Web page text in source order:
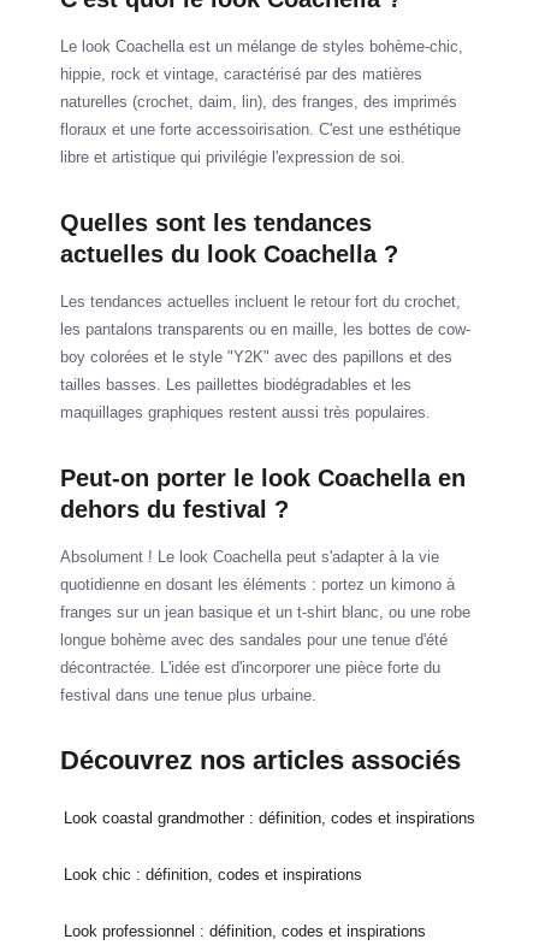
Le look Coachella est un mélange de styles bohème-chic,
hippie, rock et vintage, caractérisé par des matières
naturelles (crochet, daim, lin), des franges, des imprimés
floraux et une forte accessoirisation. C'est une esthétique
libre et artistique qui privilégie l'expression de soi.
Quelles sont les tendances
actuelles du look Coachella ?
Les tendances actuelles incluent le retour fort du crochet,
les pantalons transparents ou en maille, les bottes de cow-
boy colorées et le style "Y2K" avec des papillons et des
tailles basses. Les paillettes biodégradables et les
maquillages graphiques restent aussi très populaires.
Peut-on porter le look Coachella en
dehors du festival ?
Absolument ! Le look Coachella peut s'adapter à la vie
quotidienne en dosant les éléments : portez un kimono à
franges sur un jean basique et un t-shirt blanc, ou une robe
longue bohème avec des sandales pour une tenue d'été
décontractée. L'idée est d'incorporer une pièce forte du
festival dans une tenue plus urbaine.
Découvrez nos articles associés
Look coastal grandmother : définition, codes et inspirations
Look chic : définition, codes et inspirations
Look professionnel : définition, codes et inspirations